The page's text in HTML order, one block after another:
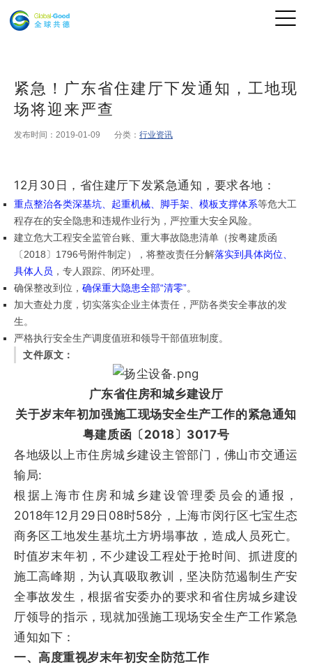
紧急！广东省住建厅下发通知，工地现
场将迎来严查
发布时间：2019-01-09 分类： 行业资讯
12月30日，省住建厅下发紧急通知，要求各地：
重点整治各类深基坑、起重机械、脚手架、模板支撑体系等危大工
程存在的安全隐患和违规作业行为，严控重大安全风险。
建立危大工程安全监管台账、重大事故隐患清单（按粤建质函
〔2018〕1796号附件制定），将整改责任分解落实到具体岗位、
具体人员 ，专人跟踪、闭环处理。
确保整改到位， 确保重大隐患全部“清零”。
加大查处力度，切实落实企业主体责任，严防各类安全事故的发
生。
严格执行安全生产调度值班和领导干部值班制度。
文件原文：
广东省住房和城乡建设厅
关于岁末年初加强施工现场安全生产工作的紧急通知
粤建质函〔2018〕3017号
各地级以上市住房城乡建设主管部门，佛山市交通运
输局:
根据上海市住房和城乡建设管理委员会的通报，
2018年12月29日08时58分，上海市闵行区七宝生态
商务区工地发生基坑土方坍塌事故，造成人员死亡。
时值岁末年初，不少建设工程处于抢时间、抓进度的
施工高峰期，为认真吸取教训，坚决防范遏制生产安
全事故发生，根据省安委办的要求和省住房城乡建设
厅领导的指示，现就加强施工现场安全生产工作紧急
通知如下：
一、高度重视岁末年初安全防范工作